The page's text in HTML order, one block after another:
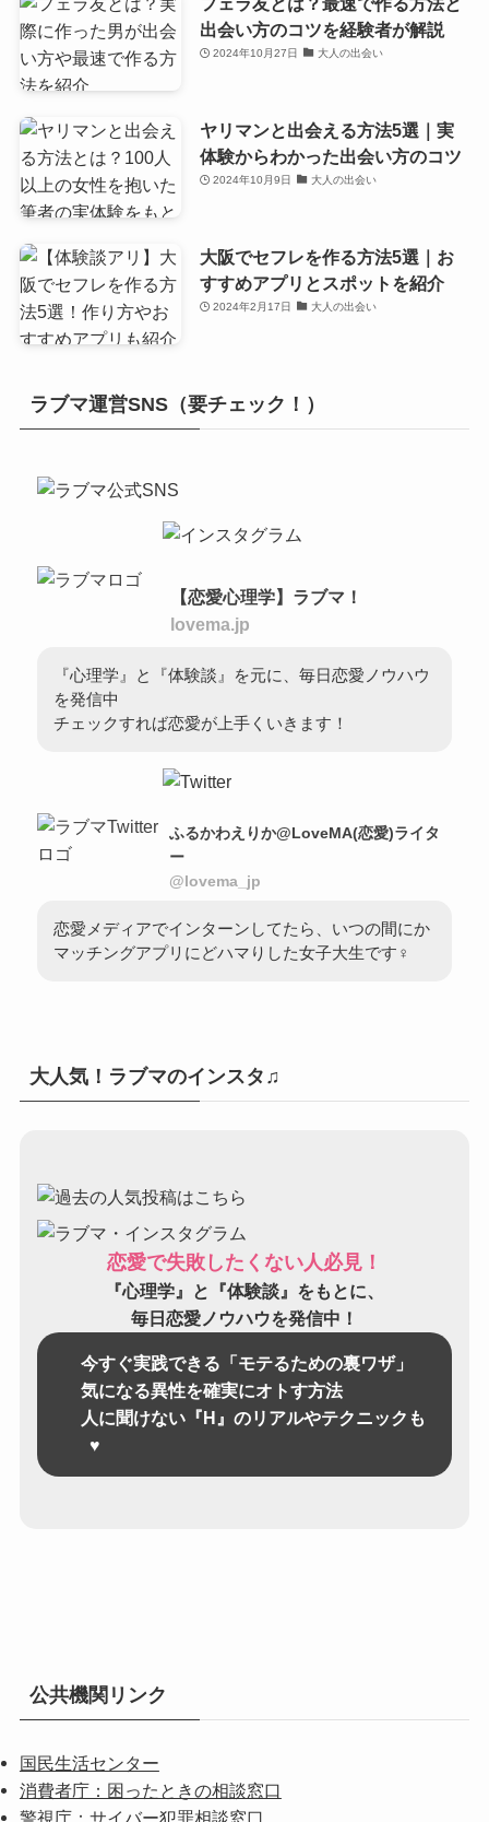
出会い方のコツを経験者が解説
2024年10月27日 大人の出会い
ヤリマンと出会える方法5選｜実
体験からわかった出会い方のコツ
2024年10月9日 大人の出会い
大阪でセフレを作る方法5選｜お
すすめアプリとスポットを紹介
2024年2月17日 大人の出会い
ラブマ運営SNS（要チェック！）
【恋愛心理学】ラブマ！
lovema.jp
『心理学』と『体験談』を元に、毎日恋愛ノウハウ
を発信中
チェックすれば恋愛が上手くいきます！
ふるかわえりか@LoveMA(恋愛)ライタ
ー
@lovema_jp
恋愛メディアでインターンしてたら、いつの間にか
マッチングアプリにどハマりした女子大生です♀
大人気！ラブマのインスタ♫
恋愛で失敗したくない人必見！
『心理学』と『体験談』をもとに、
毎日恋愛ノウハウを発信中！
今すぐ実践できる「モテるための裏ワザ」
気になる異性を確実にオトす方法
人に聞けない『H』のリアルやテクニックも
♥
公共機関リンク
国民生活センター
消費者庁：困ったときの相談窓口
警視庁：サイバー犯罪相談窓口